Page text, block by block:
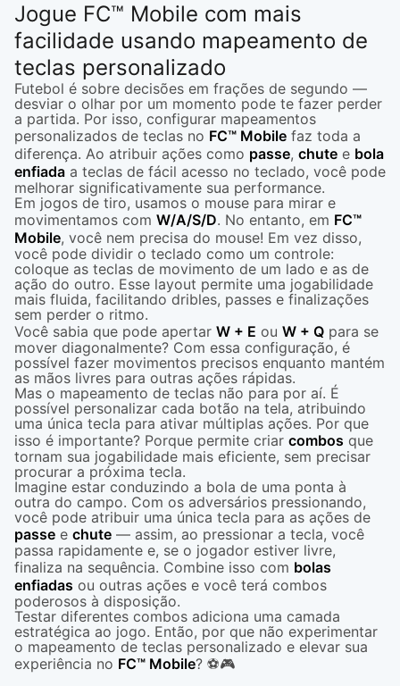
Jogue FC™ Mobile com mais
facilidade usando mapeamento de
teclas personalizado
Futebol é sobre decisões em frações de segundo —
desviar o olhar por um momento pode te fazer perder
a partida. Por isso, configurar mapeamentos
personalizados de teclas no FC™ Mobile faz toda a
diferença. Ao atribuir ações como passe, chute e bola
enfiada a teclas de fácil acesso no teclado, você pode
melhorar significativamente sua performance.
Em jogos de tiro, usamos o mouse para mirar e
movimentamos com W/A/S/D. No entanto, em FC™
Mobile, você nem precisa do mouse! Em vez disso,
você pode dividir o teclado como um controle:
coloque as teclas de movimento de um lado e as de
ação do outro. Esse layout permite uma jogabilidade
mais fluida, facilitando dribles, passes e finalizações
sem perder o ritmo.
Você sabia que pode apertar W + E ou W + Q para se
mover diagonalmente? Com essa configuração, é
possível fazer movimentos precisos enquanto mantém
as mãos livres para outras ações rápidas.
Mas o mapeamento de teclas não para por aí. É
possível personalizar cada botão na tela, atribuindo
uma única tecla para ativar múltiplas ações. Por que
isso é importante? Porque permite criar combos que
tornam sua jogabilidade mais eficiente, sem precisar
procurar a próxima tecla.
Imagine estar conduzindo a bola de uma ponta à
outra do campo. Com os adversários pressionando,
você pode atribuir uma única tecla para as ações de
passe e chute — assim, ao pressionar a tecla, você
passa rapidamente e, se o jogador estiver livre,
finaliza na sequência. Combine isso com bolas
enfiadas ou outras ações e você terá combos
poderosos à disposição.
Testar diferentes combos adiciona uma camada
estratégica ao jogo. Então, por que não experimentar
o mapeamento de teclas personalizado e elevar sua
experiência no FC™ Mobile? ⚽🎮